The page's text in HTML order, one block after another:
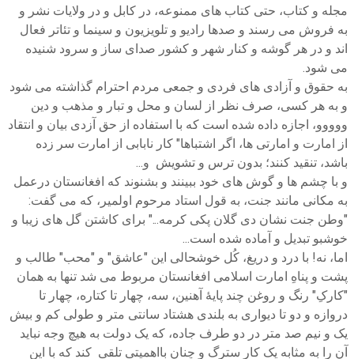
مجله و کتاب، حتی کتاب های ممنوعه، در کابل و در ولایات نشر و
به فروش می رسند و صدها رادیو و تلویزیون و سینما و تئاتر فعال
اند و در هر گوشه و کنار شهر و کشور صدای ساز و سرود شنیده
می شود.
به حقوق و آزادی های فردی و جمعی مردم احترام گذاشته می شود
و به هر کسی، صرف نظر از لسان و محل و تبار و مذهب و دین
ووووو، اجازه داده شده است که با استفاده از حق آزدی بیان و انتقاد
از امارت و امارتی ها، اگر اشتباها" کار نابابی از امارت سر زده
باشد، تنقید کنند؛ بدون ترس و تشویش و...
و با چشم ها و گوش های خود ببینند و بشنوند که افغانستان درعمل
به مکانی مانند جنت، به قول استاد مرحوم اولمیر، که می گفت:
"وطن جنت نشان دی گلان پکی کرمه..." برای کاشتن گل های زیبا و
خوشبو تبدیل و آماده شده است...
اما، نه! با درد و دریغ، کُل خوشحالی این "عاشق" و "محب" طالب و
پشت و پناهِ امارت اسلامی افغانستان مربوط می شد تنها به همان
"کارکِ" رنگ و روغن چند پایۀ آهنین، سه، چهار تا کتاره، چهار تا
دروازه و دو تا دیواری به بلندی هشتاد سانتی متر و طولی کم و بیش
یک و نیم صد متر در دو طرف جاده، که یک دولت به هیچ وجه نباید
آن را به مثابه یک کار سترگ و چنان بااهمیتی تلقی کند که با این